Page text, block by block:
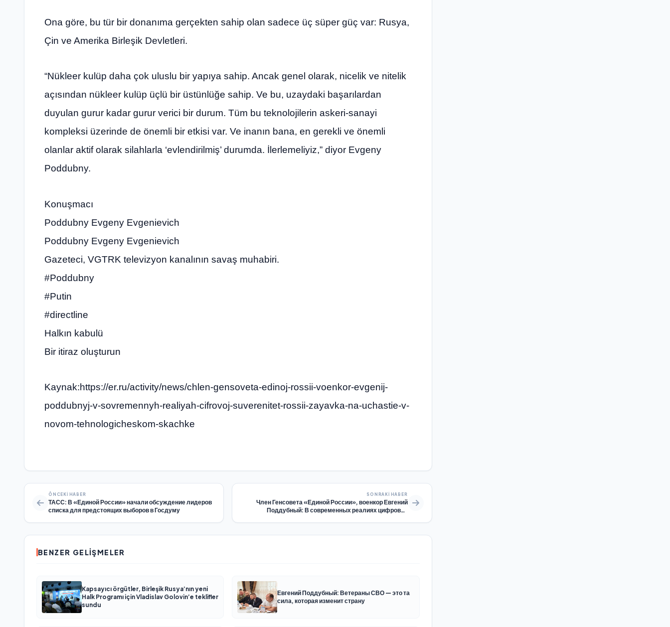
Ona göre, bu tür bir donanıma gerçekten sahip olan sadece üç süper güç var: Rusya,
Çin ve Amerika Birleşik Devletleri.
“Nükleer kulüp daha çok uluslu bir yapıya sahip. Ancak genel olarak, nicelik ve nitelik
açısından nükleer kulüp üçlü bir üstünlüğe sahip. Ve bu, uzaydaki başarılardan
duyulan gurur kadar gurur verici bir durum. Tüm bu teknolojilerin askeri-sanayi
kompleksi üzerinde de önemli bir etkisi var. Ve inanın bana, en gerekli ve önemli
olanlar aktif olarak silahlarla ‘evlendirilmiş’ durumda. İlerlemeliyiz,” diyor Evgeny
Poddubny.
Konuşmacı
Poddubny Evgeny Evgenievich
Poddubny Evgeny Evgenievich
Gazeteci, VGTRK televizyon kanalının savaş muhabiri.
#Poddubny
#Putin
#directline
Halkın kabulü
Bir itiraz oluşturun
Kaynak:https://er.ru/activity/news/chlen-gensoveta-edinoj-rossii-voenkor-evgenij-
poddubnyj-v-sovremennyh-realiyah-cifrovoj-suverenitet-rossii-zayavka-na-uchastie-v-
novom-tehnologicheskom-skachke
ÖNCEKI HABER
ТАСС: В «Единой России» начали обсуждение лидеров
списка для предстоящих выборов в Госдуму
SONRAKI HABER
Член Генсовета «Единой России», военкор Евгений
Поддубный: В современных реалиях цифровой
BENZER GELIŞMELER
Kapsayıcı örgütler, Birleşik Rusya’nın yeni
Halk Programı için Vladislav Golovin’e teklifler
sundu
Евгений Поддубный: Ветераны СВО — это та
сила, которая изменит страну